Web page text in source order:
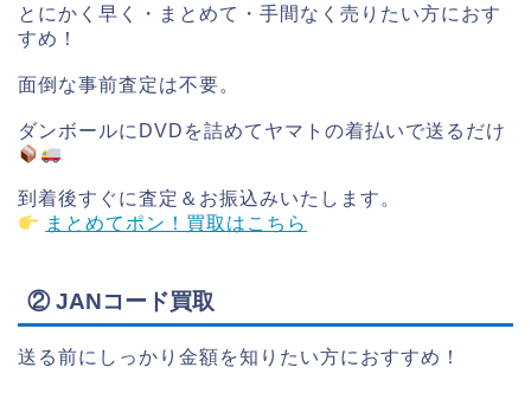
とにかく早く・まとめて・手間なく売りたい方におす
すめ！
面倒な事前査定は不要。
ダンボールにDVDを詰めてヤマトの着払いで送るだけ
到着後すぐに査定＆お振込みいたします。
まとめてポン！買取はこちら
② JANコード買取
送る前にしっかり金額を知りたい方におすすめ！